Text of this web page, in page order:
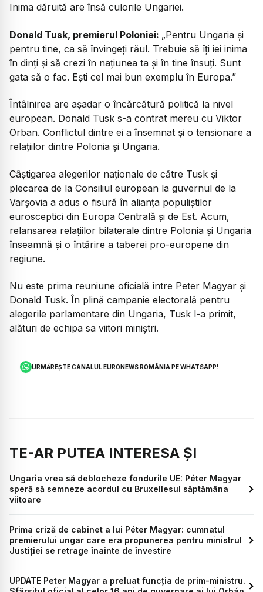
Inima dăruită are însă culorile Ungariei.
Donald Tusk, premierul Poloniei: „Pentru Ungaria și
pentru tine, ca să învingeți răul. Trebuie să îți iei inima
în dinți și să crezi în națiunea ta și în tine însuți. Sunt
gata să o fac. Ești cel mai bun exemplu în Europa.”
Întâlnirea are așadar o încărcătură politică la nivel
european. Donald Tusk s-a contrat mereu cu Viktor
Orban. Conflictul dintre ei a însemnat și o tensionare a
relațiilor dintre Polonia și Ungaria.
Câștigarea alegerilor naționale de către Tusk și
plecarea de la Consiliul european la guvernul de la
Varșovia a adus o fisură în alianța populiștilor
eurosceptici din Europa Centrală și de Est. Acum,
relansarea relațiilor bilaterale dintre Polonia și Ungaria
înseamnă și o întărire a taberei pro-europene din
regiune.
Nu este prima reuniune oficială între Peter Magyar și
Donald Tusk. În plină campanie electorală pentru
alegerile parlamentare din Ungaria, Tusk l-a primit,
alături de echipa sa viitori miniștri.
URMĂREȘTE CANALUL EURONEWS ROMÂNIA PE WHATSAPP!
TE-AR PUTEA INTERESA ȘI
Ungaria vrea să deblocheze fondurile UE: Péter Magyar
speră să semneze acordul cu Bruxellesul săptămâna
viitoare
Prima criză de cabinet a lui Péter Magyar: cumnatul
premierului ungar care era propunerea pentru ministrul
Justiției se retrage înainte de învestire
UPDATE Peter Magyar a preluat funcția de prim-ministru.